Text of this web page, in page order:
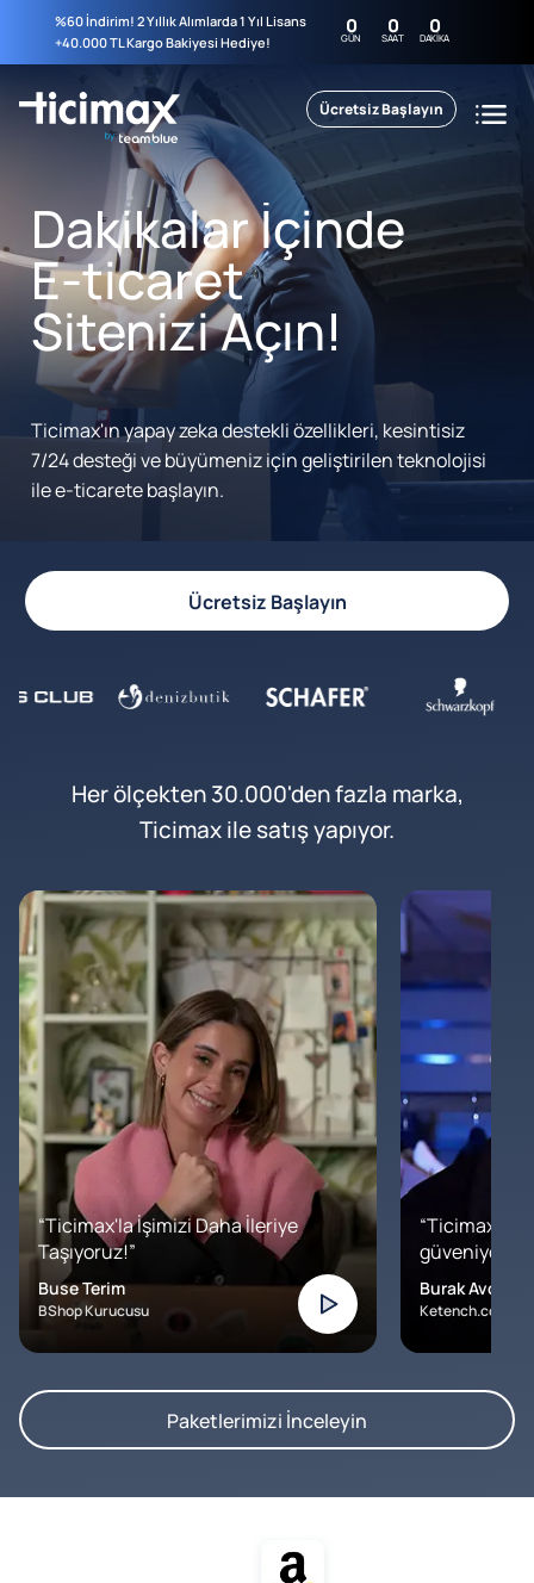
%60 İndirim! 2 Yıllık Alımlarda 1 Yıl Lisans
+40.000 TL Kargo Bakiyesi Hediye!
0
GÜN 0
SAAT 0
DAKIKA
Ücretsiz Başlayın
Dakikalar İçinde
E-ticaret
Sitenizi Açın!
Ticimax'ın yapay zeka destekli özellikleri, kesintisiz
7/24 desteği ve büyümeniz için geliştirilen teknolojisi
ile e-ticarete başlayın.
Ücretsiz Başlayın
Her ölçekten 30.000'den fazla marka,
Ticimax ile satış yapıyor.
“Ticimax'la İşimizi Daha İleriye
Taşıyoruz!”
Buse Terim
BShop Kurucusu
“Ticimax'a
Burak Avcılar
Ketench.com –
Paketlerimizi İnceleyin